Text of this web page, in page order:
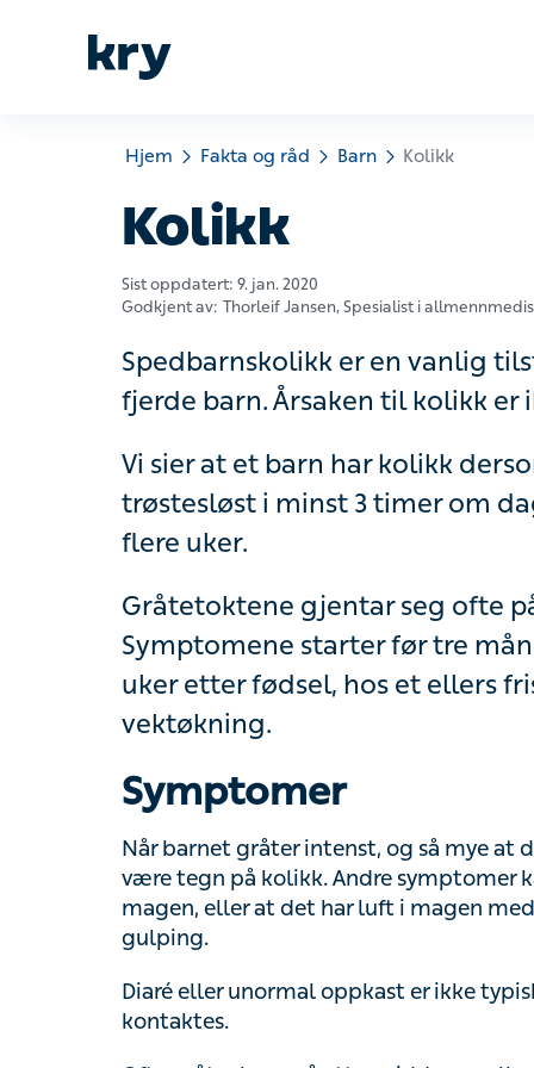
Hjem Fakta og råd Barn Kolikk
Kolikk
Sist oppdatert:9. jan. 2020
Godkjent av: Thorleif Jansen, Spesialist i allmennmedisin
Spedbarnskolikk er en vanlig
Årsaken til kolikk er ikke helt
Vi sier at et barn har kolikk
minst 3 timer om dagen, flere
starter før tre måneders alder, og
ellers friskt barn som følger normal
Symptomer
Når barnet gråter intenst, og så mye at
tegn på kolikk. Andre symptomer kan
eller at det har luft i magen med utspilt
Diaré eller unormal oppkast er ikke typisk
kontaktes.
mønster og kan tolke hva barnets gråt er
våt eller noe annet. Hvis gråtingen